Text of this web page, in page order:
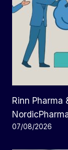
Rinn Pharma
07/08/2026